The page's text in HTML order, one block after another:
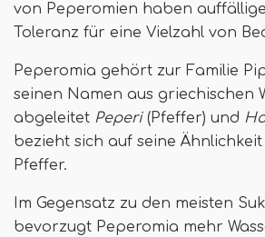
von Peperomien haben
Toleranz für eine Vielzahl von
Peperomia gehört zur Familie
seinen Namen aus griechischen
abgeleitet Peperi (Pfeffer) und
bezieht sich auf seine
Pfeffer.
Im Gegensatz zu den meisten
bevorzugt Peperomia mehr